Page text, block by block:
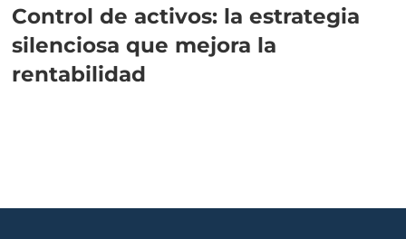
Control de activos: la estrategia
silenciosa que mejora la
rentabilidad